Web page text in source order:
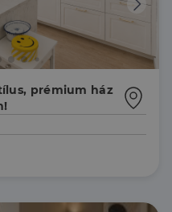
prémium ház